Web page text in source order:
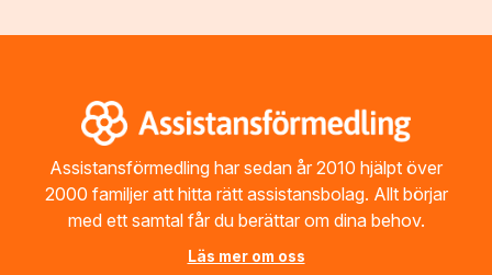
Assistansförmedling har sedan år 2010 hjälpt över
2000 familjer att hitta rätt assistansbolag. Allt börjar
med ett samtal får du berättar om dina behov.
Läs mer om oss